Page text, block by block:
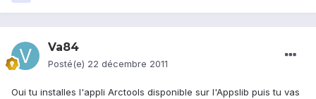
Va84
Posté(e) 22 décembre 2011
Oui tu installes l'appli Arctools disponible sur l'Appslib puis tu vas